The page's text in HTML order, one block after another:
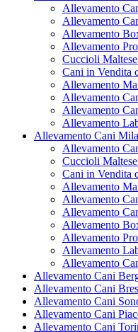
Allevamento
Allevamento
Allevamento
Allevamento
Cuccioli
Cani in Vendita
Allevamento
Allevamento
Allevamento
Allevamento
Allevamento Cani
Allevamento
Cuccioli
Cani in Vendita
Allevamento
Allevamento
Allevamento
Allevamento
Allevamento
Allevamento
Allevamento
Allevamento Cani
Allevamento Cani
Allevamento Cani
Allevamento Cani
Allevamento Cani